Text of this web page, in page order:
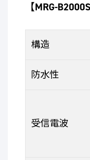
【MRG-
構造
防水性
受信電波